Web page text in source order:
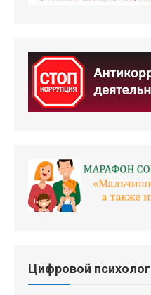
Цифровой психолог